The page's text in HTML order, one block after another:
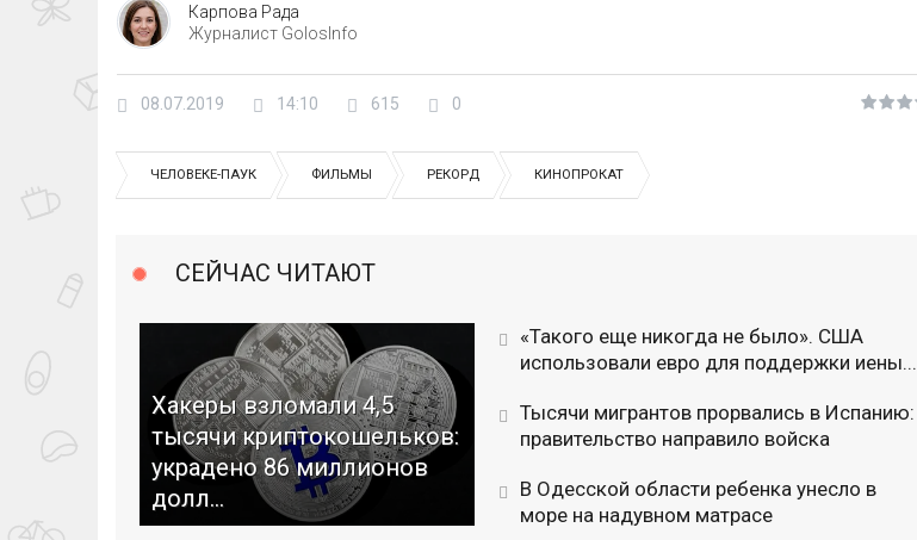
Карпова Рада
Журналист GolosInfo
08.07.2019 14:10 615 0
ЧЕЛОВЕКЕ-ПАУК ФИЛЬМЫ РЕКОРД КИНОПРОКАТ
СЕЙЧАС ЧИТАЮТ
Хакеры взломали 4,5
тысячи криптокошельков:
украдено 86 миллионов
долл...
«Такого еще никогда не было». США
использовали евро для поддержки иены...
Тысячи мигрантов прорвались в Испанию:
правительство направило войска
В Одесской области ребенка унесло в
море на надувном матрасе